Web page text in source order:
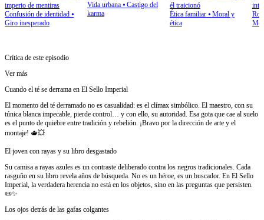
imperio de mentiras
Confusión de identidad ⦁
Giro inesperado
Vida urbana⦁ Castigo del
karma
él traicionó
Ética familiar⦁ Moral y
ética
Crítica de este episodio
Ver más
Cuando el té se derrama en El Sello Imperial
El momento del té derramado no es casualidad: es el clímax simbólico. El maestro, con su
túnica blanca impecable, pierde control… y con ello, su autoridad. Esa gota que cae al suelo
es el punto de quiebre entre tradición y rebelión. ¡Bravo por la dirección de arte y el
montaje! 🫖💥
El joven con rayas y su libro desgastado
Su camisa a rayas azules es un contraste deliberado contra los negros tradicionales. Cada
rasguño en su libro revela años de búsqueda. No es un héroe, es un buscador. En El Sello
Imperial, la verdadera herencia no está en los objetos, sino en las preguntas que persisten.
📜✨
Los ojos detrás de las gafas colgantes